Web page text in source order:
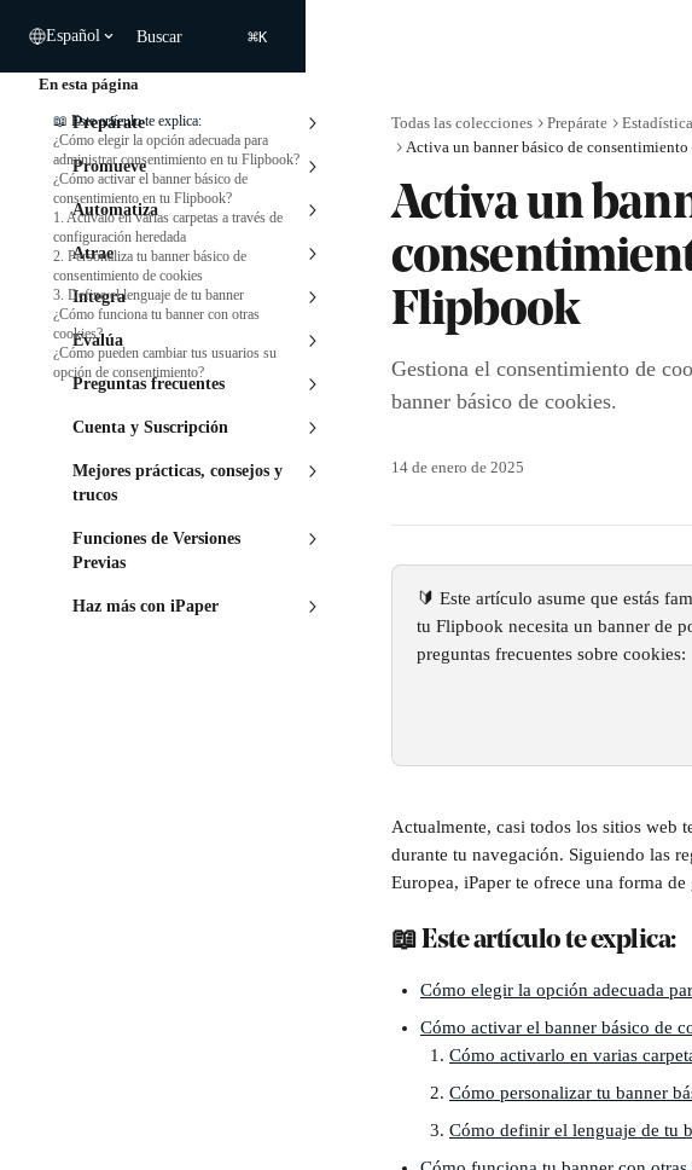
Español Buscar ⌘K
Prepárate
Promueve
Automatiza
Atrae
Integra
Evalúa
Preguntas frecuentes
Cuenta y Suscripción
Mejores prácticas, consejos y
trucos
Funciones de Versiones
Previas
Haz más con iPaper
Todas las colecciones Prepárate
Activa un
Flipbook
Gestiona el consentimiento de
banner básico de cookies.
14 de enero de 2025
🔰 Este artículo asume que estás
tu Flipbook necesita un banner de
preguntas frecuentes sobre cookies:
Actualmente, casi todos los sitios web
durante tu navegación. Siguiendo las
Europea, iPaper te ofrece una forma
📖 Este artículo te explica:
Cómo elegir la opción adecuada
Cómo activar el banner básico de
Cómo activarlo en varias
Cómo personalizar tu banner
Cómo definir el lenguaje de tu
En esta página
📖 Este artículo te explica:
¿Cómo elegir la opción adecuada para
administrar consentimiento en tu Flipbook?
¿Cómo activar el banner básico de
consentimiento en tu Flipbook?
1. Actívalo en varias carpetas a través de
configuración heredada
2. Personaliza tu banner básico de
consentimiento de cookies
3. Define el lenguaje de tu banner
¿Cómo funciona tu banner con otras
cookies?
¿Cómo pueden cambiar tus usuarios su
opción de consentimiento?